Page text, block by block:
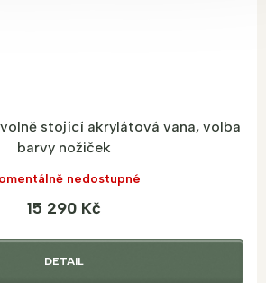
stojící akrylátová vana, volba
barvy nožiček
nedostupné
15 290 Kč
DETAIL